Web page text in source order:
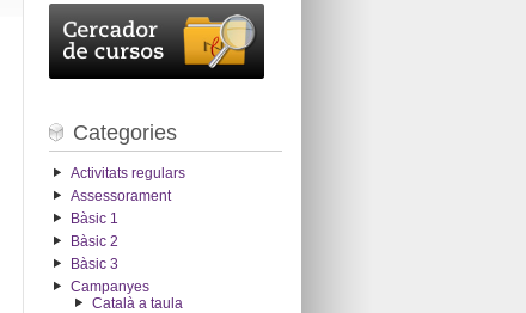
Categories
Activitats regulars
Assessorament
Bàsic 1
Bàsic 2
Bàsic 3
Campanyes
Català a taula